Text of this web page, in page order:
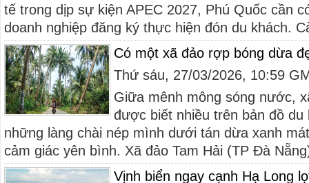
tế trong dịp sự kiện APEC 2027, Phú Quốc cần
doanh nghiệp đăng ký thực hiện đón du khách.
Có một xã đảo rợp bóng dừa
Thứ sáu, 27/03/2026, 10:59
Giữa mênh mông sóng nước,
được biết nhiều trên bản đồ
những làng chài nép mình dưới tán dừa xanh
cảm giác yên bình. Xã đảo Tam Hải (TP Đà
Vịnh biển ngay cạnh Hạ Long